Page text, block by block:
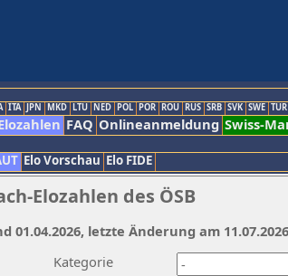
ITA JPN MKD LTU NED POL POR ROU RUS SRB SVK SWE TUR
FAQ Onlineanmeldung Swiss-
Elo Vorschau Elo FIDE
Elozahlen des ÖSB
Kategorie
01.04.2026, letzte Änderung am